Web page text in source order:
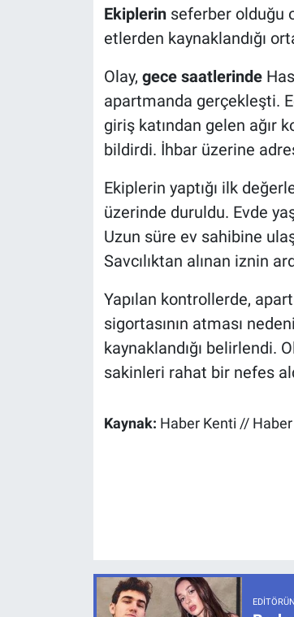
Ekiplerinseferber olduğu
etlerden kaynaklandığı
Olay, gece saatlerinde
apartmanda gerçekleşti.
giriş katından gelen ağır
bildirdi. İhbar üzerine
Ekiplerin yaptığı ilk
üzerinde duruldu. Evde
Uzun süre ev sahibine
Savcılıktan alınan iznin
Yapılan kontrollerde,
sigortasının atması
kaynaklandığı belirlendi.
sakinleri rahat bir nefes
Kaynak: Haber Kenti //